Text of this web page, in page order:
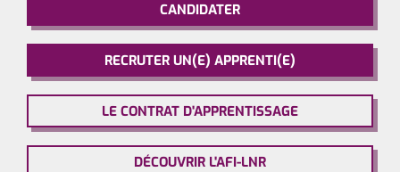
CANDIDATER
RECRUTER UN(E) APPRENTI(E)
LE CONTRAT D'APPRENTISSAGE
DÉCOUVRIR L'AFI-LNR